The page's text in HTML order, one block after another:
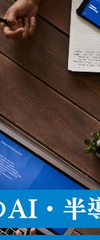
化でき
オプシ
、長
するこ
バイス
で届く